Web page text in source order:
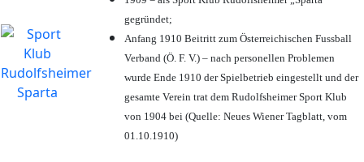
gegründet;
Anfang 1910 Beitritt zum Österreichischen Fussball
Verband (Ö. F. V.) – nach personellen Problemen
wurde Ende 1910 der Spielbetrieb eingestellt und der
gesamte Verein trat dem Rudolfsheimer Sport Klub
von 1904 bei (Quelle: Neues Wiener Tagblatt, vom
01.10.1910)